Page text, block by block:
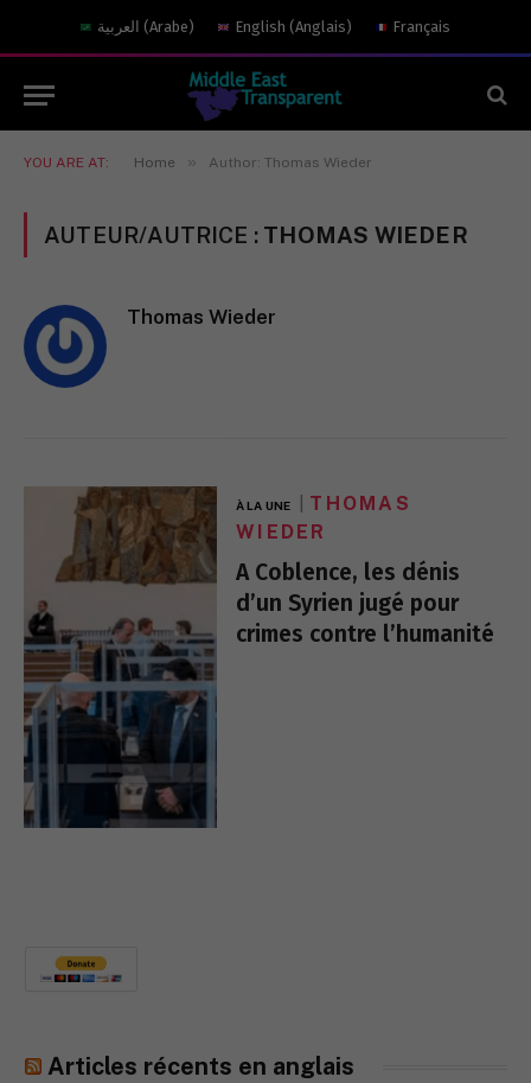
العربية (Arabe) English (Anglais) Français
YOU ARE AT: Home » Author: Thomas Wieder
AUTEUR/AUTRICE : THOMAS WIEDER
Thomas Wieder
À LA UNE
THOMAS
WIEDER
A Coblence, les dénis
d’un Syrien jugé pour
crimes contre l’humanité
Articles récents en anglais